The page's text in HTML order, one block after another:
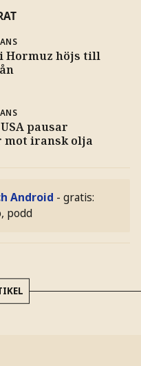
Hormuz höjs till
pausar
mot iransk olja
Android - gratis:
podd